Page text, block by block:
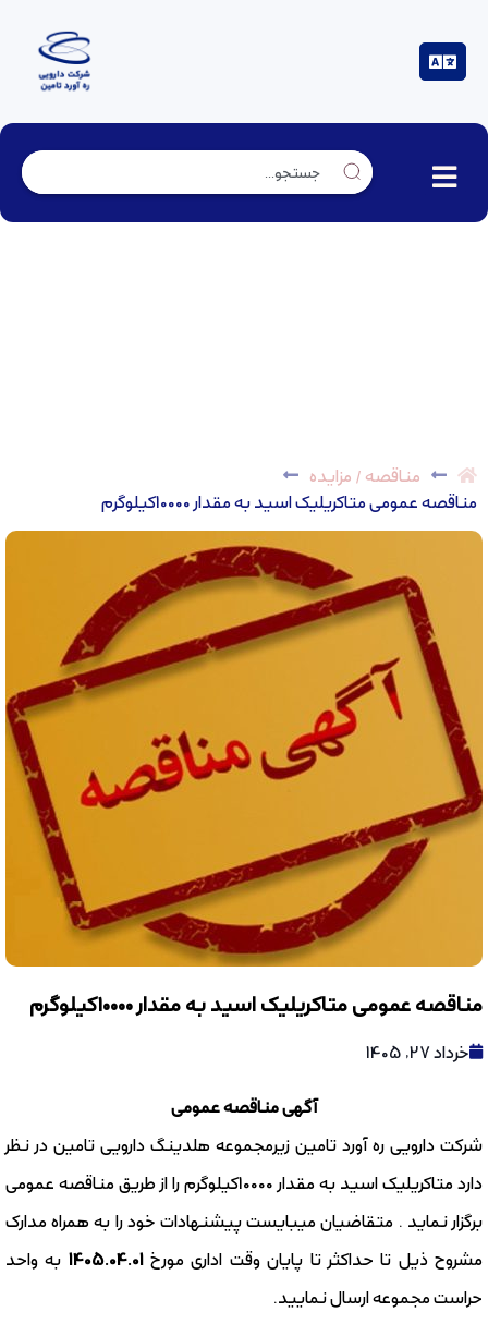
مناقصه / مزایده
مناقصه عمومی متاکریلیک اسید به مقدار 10000کیلوگرم
مناقصه عمومی متاکریلیک اسید به مقدار 10000کیلوگرم
خرداد 27, 1405
آگهی مناقصه عمومی
شرکت دارویی ره آورد تامین زیرمجموعه هلدینگ دارویی تامین در نظر
دارد متاکریلیک اسید به مقدار 10000کیلوگرم را از طریق مناقصه عمومی
برگزار نماید . متقاضیان میبایست پیشنهادات خود را به همراه مدارک
مشروح ذیل تا حداکثر تا پایان وقت اداری مورخ1405.04.01 به واحد
حراست مجموعه ارسال نمایید.